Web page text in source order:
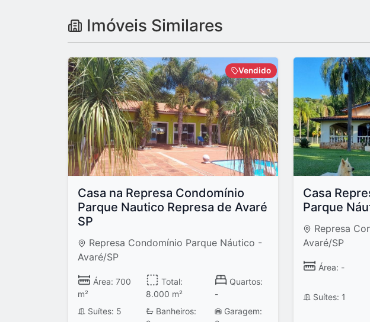
Imóveis Similares
Vendido
Casa na Represa Condomínio
Parque Nautico Represa de Avaré
SP
Represa Condomínio Parque Náutico -
Avaré/SP
Área: 700
m²
Total:
8.000 m²
Quartos:
-
Suítes: 5
Banheiros:
Garagem:
Casa
Parque
Represa
Avaré/SP
Área: -
Suítes: 1